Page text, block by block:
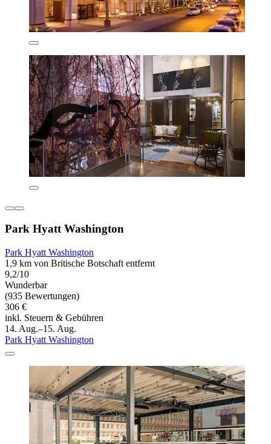
Park Hyatt Washington
Park Hyatt Washington
1,9 km von Britische Botschaft entfernt
9,2/10
Wunderbar
(935 Bewertungen)
306 €
inkl. Steuern & Gebühren
14. Aug.–15. Aug.
Park Hyatt Washington